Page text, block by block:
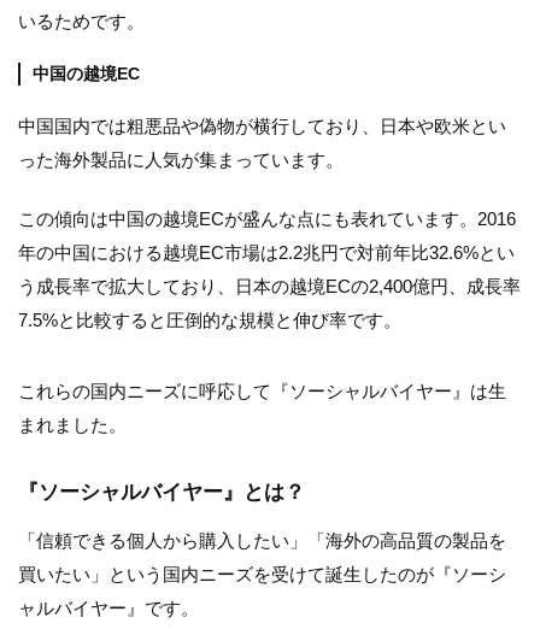
いるためです。
中国の越境EC
中国国内では粗悪品や偽物が横行しており、日本や欧米とい
った海外製品に人気が集まっています。
この傾向は中国の越境ECが盛んな点にも表れています。2016
年の中国における越境EC市場は2.2兆円で対前年比32.6%とい
う成長率で拡大しており、日本の越境ECの2,400億円、成長率
7.5%と比較すると圧倒的な規模と伸び率です。
これらの国内ニーズに呼応して『ソーシャルバイヤー』は生
まれました。
『ソーシャルバイヤー』とは？
「信頼できる個人から購入したい」「海外の高品質の製品を
買いたい」という国内ニーズを受けて誕生したのが『ソーシ
ャルバイヤー』です。